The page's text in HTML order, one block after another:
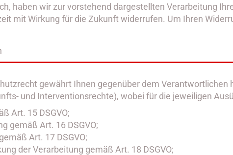
haben wir zur vorstehend dargestellten Verarbeitung
mit Wirkung für die Zukunft widerrufen. Um Ihren
gewährt Ihnen gegenüber dem
und Interventionsrechte), wobei für die jeweiligen
Art. 15 DSGVO;
gemäß Art. 16 DSGVO;
Art. 17 DSGVO;
der Verarbeitung gemäß Art. 18 DSGVO;